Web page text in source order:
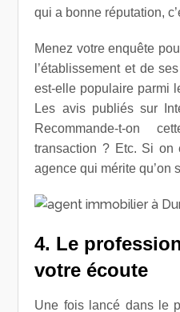
qui a bonne réputation,
Menez votre enquête
l’établissement et de
est-elle populaire parmi
Les avis publiés sur
Recommande-t-on
transaction ? Etc. Si on
agence qui mérite qu’on
4. Le
votre écoute
Une fois lancé dans le